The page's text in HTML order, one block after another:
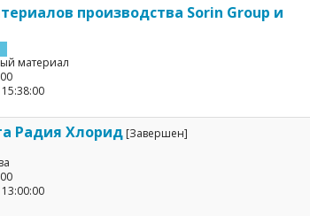
производства Sorin Group и
материал
Радия Хлорид [Завершен]